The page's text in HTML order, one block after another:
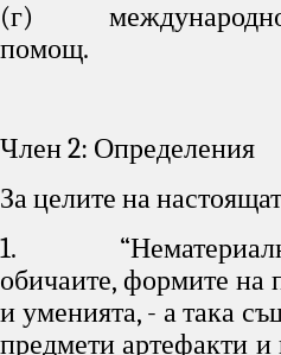
(г) международно
помощ.
Член 2: Определения
За целите на
1. “Нематериално
обичаите, формите на
и уменията, - а така
предмети артефакти и